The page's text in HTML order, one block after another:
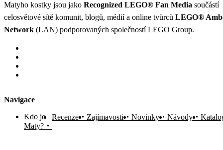
Matyho kostky jsou jako Recognized LEGO® Fan Media součástí
celosvětové sítě komunit, blogů, médií a online tvůrců LEGO®
Network (LAN) podporovaných společností LEGO Group.
Navigace
Kdo je
Maty?
Recenze Zajímavosti Novinky Návody